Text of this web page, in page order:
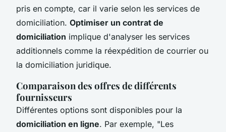
pris en compte, car il varie selon les services de
domiciliation. Optimiser un contrat de
domiciliation implique d'analyser les services
additionnels comme la réexpédition de courrier ou
la domiciliation juridique.
Comparaison des offres de différents
fournisseurs
Différentes options sont disponibles pour la
domiciliation en ligne. Par exemple, "Les